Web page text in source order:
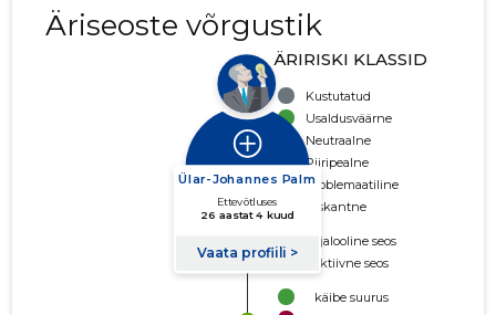
Äriseoste võrgustik
ÄRIRISKI KLASSID
Kustutatud
Usaldusväärne
Neutraalne
Piiripealne
Problemaatiline
Riskantne
Ajalooline seos
Aktiivne seos
käibe suurus